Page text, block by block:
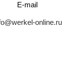
E-mail
online.ru